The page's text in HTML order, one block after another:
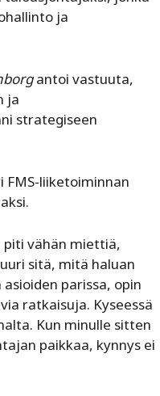
ja
antoi vastuuta,
ja
strategiseen
FMS-liiketoiminnan
vähän miettiä,
sitä, mitä haluan
parissa, opin
ratkaisuja. Kyseessä
Kun minulle sitten
paikkaa, kynnys ei